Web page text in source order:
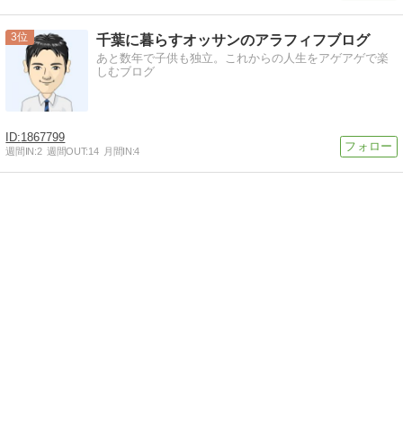
3 千葉に暮らすオッサンのアラフィフブログ
あと数年で子供も独立。これからの人生をアゲアゲで楽
しむブログ
1867799
週間IN:2 週間OUT:14 月間IN:4